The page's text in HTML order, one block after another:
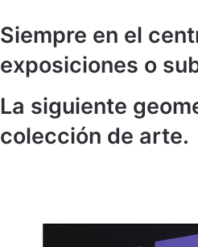
Siempre en el
exposiciones o
La siguiente
colección de arte.